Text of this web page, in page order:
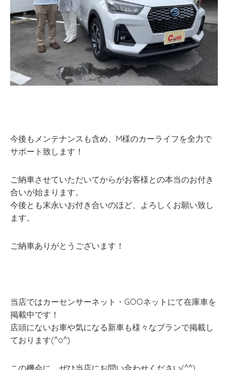
今後もメンテナンスも含め、M様のカーライフを全力で
サポート致します！
ご納車させていただいてからがお客様との本当のお付き
合いが始まります。
今後とも末永いお付き合いのほど、よろしくお願い致し
ます。
ご納車ありがとうございます！
当店ではカーセンサーネット・GOOネットにて在庫車を
掲載中です！
店頭にないお車や気になる新車も様々なプランで掲載し
ております(^o^)
この機会に、ぜひ当店にお問い合わせください(^^)